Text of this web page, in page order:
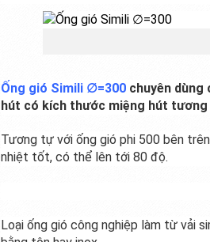
Ống gió Simili ∅=300 chuyên dùng
hút có kích thước miệng hút
Tương tự với ống gió phi 500 bên
nhiệt tốt, có thể lên tới 80 độ.
Loại ống gió công nghiệp làm từ vải